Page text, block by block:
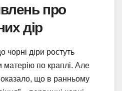
про
дір
діри ростуть
матерію по краплі. Але
що в ранньому